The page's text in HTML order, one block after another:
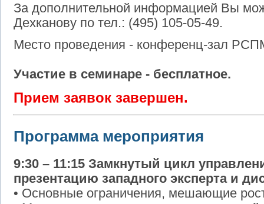
За дополнительной информацией Вы
Дехканову по тел.: (495) 105-05-49.
Место проведения - конференц-зал
Участие в семинаре - бесплатное.
Прием заявок завершен.
Программа мероприятия
9:30 – 11:15 Замкнутый цикл
презентацию западного эксперта и
• Основные ограничения, мешающие